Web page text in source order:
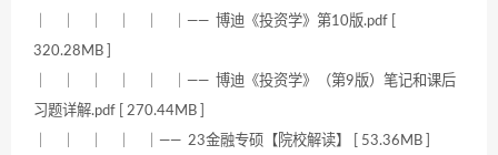
｜ ｜ ｜ ｜ ｜ ｜—— 博迪《投资学》第10版.pdf [
320.28MB ]
｜ ｜ ｜ ｜ ｜ ｜—— 博迪《投资学》（第9版）笔记和课后
习题详解.pdf [ 270.44MB ]
｜ ｜ ｜ ｜ ｜—— 23金融专硕【院校解读】 [ 53.36MB ]